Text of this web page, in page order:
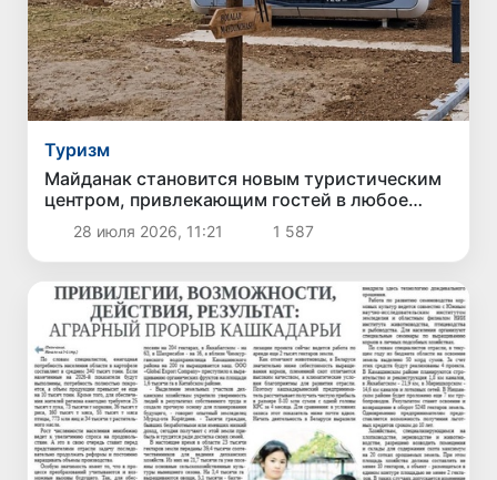
Туризм
Майданак становится новым туристическим
центром, привлекающим гостей в любое
время года
28 июля 2026, 11:21 1 587